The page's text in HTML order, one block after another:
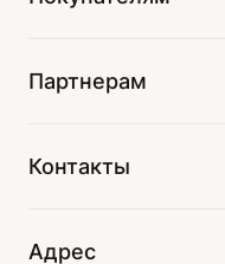
Партнерам
Контакты
Адрес